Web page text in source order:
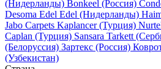
(Нидерланды) Bonkeel (Россия)
Desoma Edel Edel (Нидерланды)
Jabo Carpets Kaplancer (Турция)
Caplan (Турция) Sansara Tarkett
(Белоруссия) Зартекс (Россия)
(Узбекистан)